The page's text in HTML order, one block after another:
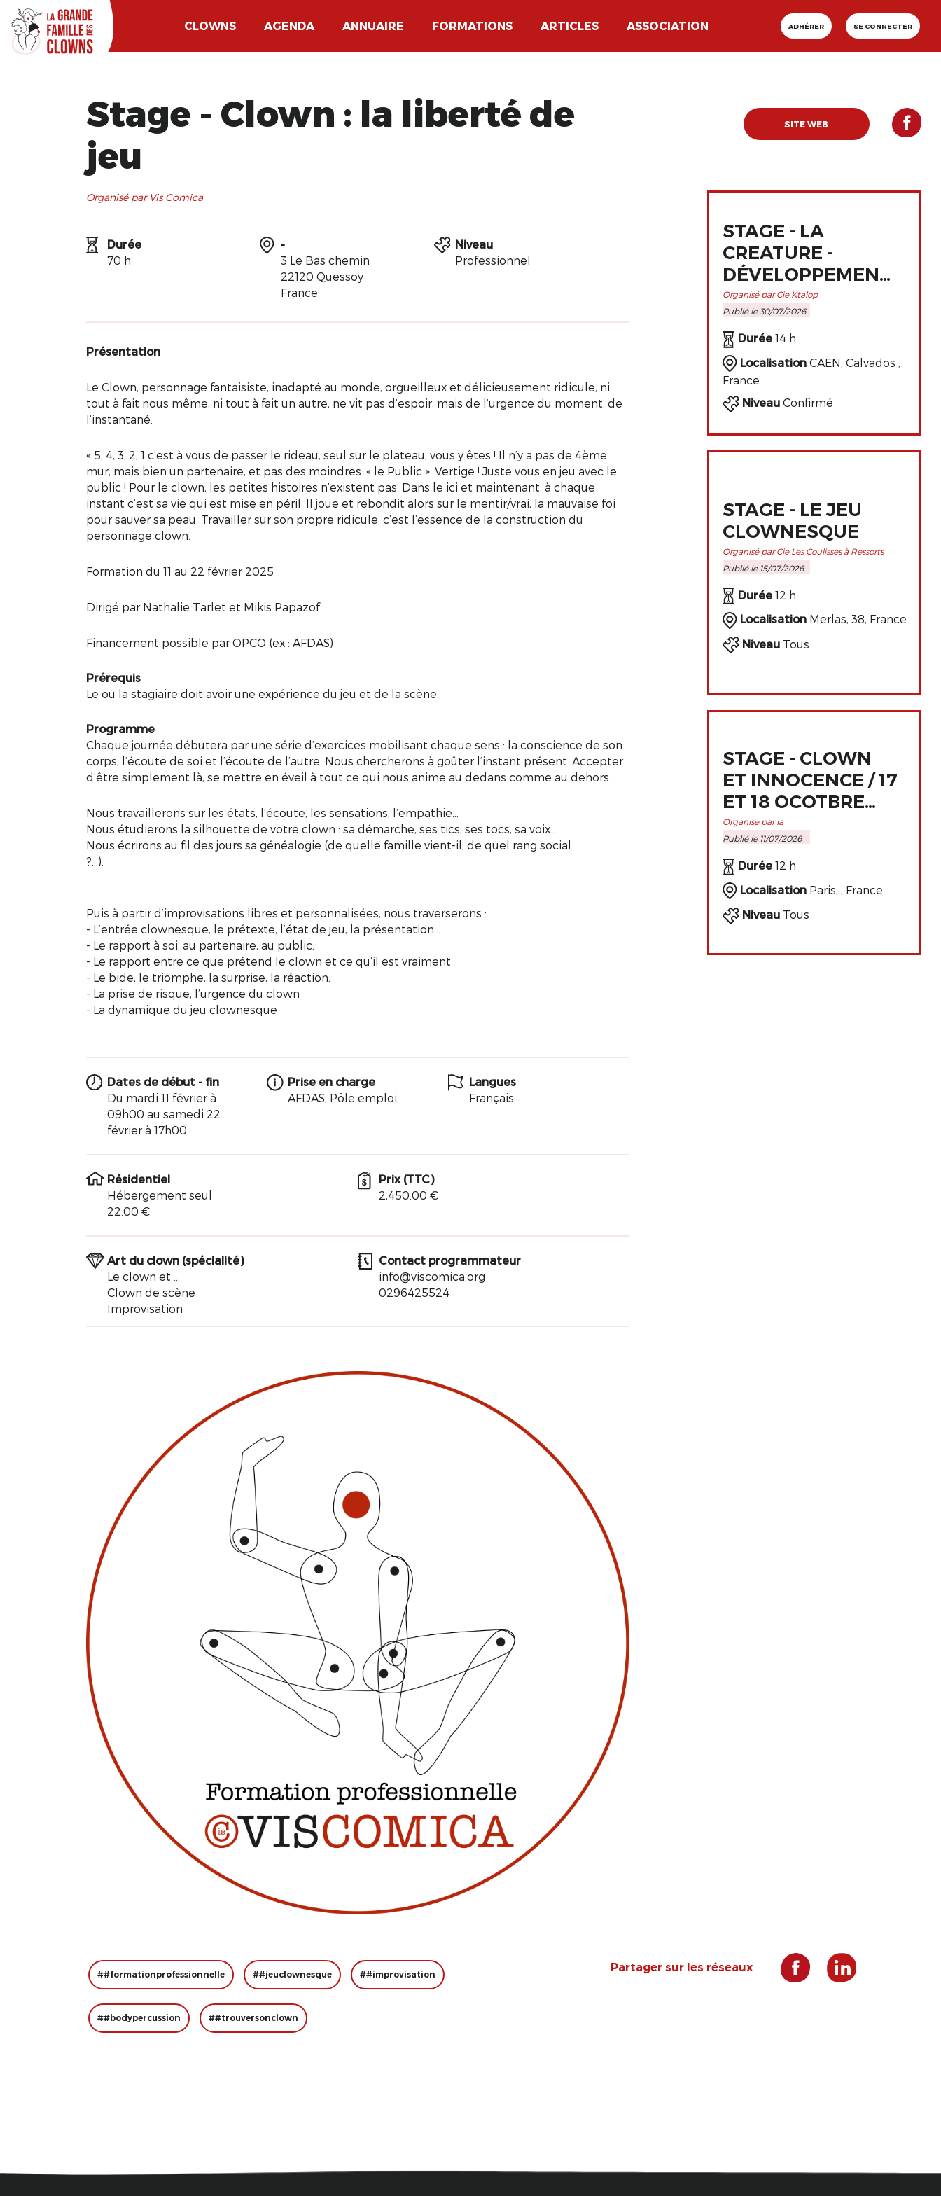
CLOWNS AGENDA ANNUAIRE FORMATIONS ARTICLES ASSOCIATION ADHÉRER SE CONNECTER
Stage - Clown : la liberté de
jeu
Organisé par Vis Comica
Durée
70 h
-
3 Le Bas chemin
22120 Quessoy
France
Niveau
Professionnel
Présentation
Le Clown, personnage fantaisiste, inadapté au monde, orgueilleux et délicieusement ridicule, ni
tout à fait nous même, ni tout à fait un autre, ne vit pas d’espoir, mais de l’urgence du moment, de
l’instantané.
« 5, 4, 3, 2, 1 c’est à vous de passer le rideau, seul sur le plateau, vous y êtes ! Il n’y a pas de 4ème
mur, mais bien un partenaire, et pas des moindres: « le Public ». Vertige ! Juste vous en jeu avec le
public ! Pour le clown, les petites histoires n’existent pas. Dans le ici et maintenant, à chaque
instant c’est sa vie qui est mise en péril. Il joue et rebondit alors sur le mentir/vrai, la mauvaise foi
pour sauver sa peau. Travailler sur son propre ridicule, c’est l’essence de la construction du
personnage clown.
Formation du 11 au 22 février 2025
Dirigé par Nathalie Tarlet et Mikis Papazof
Financement possible par OPCO (ex : AFDAS)
Prérequis
Le ou la stagiaire doit avoir une expérience du jeu et de la scène.
Programme
Chaque journée débutera par une série d’exercices mobilisant chaque sens : la conscience de son
corps, l’écoute de soi et l’écoute de l’autre. Nous chercherons à goûter l’instant présent. Accepter
d’être simplement là, se mettre en éveil à tout ce qui nous anime au dedans comme au dehors.
Nous travaillerons sur les états, l’écoute, les sensations, l’empathie…
Nous étudierons la silhouette de votre clown : sa démarche, ses tics, ses tocs, sa voix…
Nous écrirons au fil des jours sa généalogie (de quelle famille vient-il, de quel rang social
?...).
Puis à partir d’improvisations libres et personnalisées, nous traverserons :
- L’entrée clownesque, le prétexte, l’état de jeu, la présentation...
- Le rapport à soi, au partenaire, au public.
- Le rapport entre ce que prétend le clown et ce qu’il est vraiment
- Le bide, le triomphe, la surprise, la réaction.
- La prise de risque, l’urgence du clown
- La dynamique du jeu clownesque
Dates de début - fin
Du mardi 11 février à
09h00 au samedi 22
février à 17h00
Prise en charge
AFDAS, Pôle emploi
Langues
Français
Résidentiel
Hébergement seul
22.00 €
Prix (TTC)
2,450.00 €
Art du clown (spécialité)
Le clown et ...
Clown de scène
Improvisation
Contact programmateur
info@viscomica.org
0296425524
SITE WEB
STAGE - LA
CREATURE -
DÉVELOPPEMENT
ET
PERFECTIONNEMENT
DE L'ART
CLOWNESQUE
Organisé par Cie Ktalop
Publié le 30/07/2026
Durée14 h
LocalisationCAEN, Calvados ,
France
NiveauConfirmé
STAGE - LE JEU
CLOWNESQUE
Organisé par Cie Les Coulisses à Ressorts
Publié le 15/07/2026
Durée12 h
LocalisationMerlas, 38, France
NiveauTous
STAGE - CLOWN
ET INNOCENCE / 17
ET 18 OCOTBRE
2026 À PARIS
Organisé par la
Publié le 11/07/2026
Durée12 h
LocalisationParis, , France
NiveauTous
Partager sur les réseaux
##formationprofessionnelle ##jeuclownesque ##improvisation
##bodypercussion ##trouversonclown